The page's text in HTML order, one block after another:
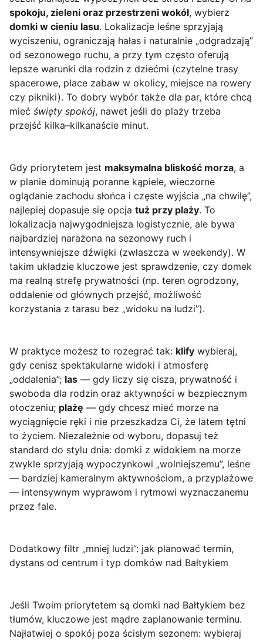
spokoju, zieleni oraz przestrzeni wokół, wybierz
domki w cieniu lasu. Lokalizacje leśne sprzyjają
wyciszeniu, ograniczają hałas i naturalnie „odgradzają”
od sezonowego ruchu, a przy tym często oferują
lepsze warunki dla rodzin z dziećmi (czytelne trasy
spacerowe, place zabaw w okolicy, miejsce na rowery
czy pikniki). To dobry wybór także dla par, które chcą
mieć święty spokój, nawet jeśli do plaży trzeba
przejść kilka–kilkanaście minut.
Gdy priorytetem jest maksymalna bliskość morza, a
w planie dominują poranne kąpiele, wieczorne
oglądanie zachodu słońca i częste wyjścia „na chwilę”,
najlepiej dopasuje się opcja tuż przy plaży. To
lokalizacja najwygodniejsza logistycznie, ale bywa
najbardziej narażona na sezonowy ruch i
intensywniejsze dźwięki (zwłaszcza w weekendy). W
takim układzie kluczowe jest sprawdzenie, czy domek
ma realną strefę prywatności (np. teren ogrodzony,
oddalenie od głównych przejść, możliwość
korzystania z tarasu bez „widoku na ludzi”).
W praktyce możesz to rozegrać tak: klify wybieraj,
gdy cenisz spektakularne widoki i atmosferę
„oddalenia”; las — gdy liczy się cisza, prywatność i
swoboda dla rodzin oraz aktywności w bezpiecznym
otoczeniu; plażę — gdy chcesz mieć morze na
wyciągnięcie ręki i nie przeszkadza Ci, że latem tętni
to życiem. Niezależnie od wyboru, dopasuj też
standard do stylu dnia: domki z widokiem na morze
zwykle sprzyjają wypoczynkowi „wolniejszemu”, leśne
— bardziej kameralnym aktywnościom, a przyplażowe
— intensywnym wyprawom i rytmowi wyznaczanemu
przez fale.
Dodatkowy filtr „mniej ludzi”: jak planować termin,
dystans od centrum i typ domków nad Bałtykiem
Jeśli Twoim priorytetem są domki nad Bałtykiem bez
tłumów, kluczowe jest mądre zaplanowanie terminu.
Najłatwiej o spokój poza ścisłym sezonem: wybieraj